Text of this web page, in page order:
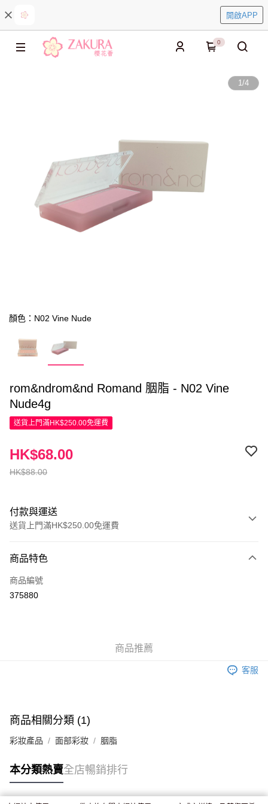
開啟APP
0
1/4
顏色：N02 Vine Nude
rom&ndrom&nd Romand 胭脂 - N02 Vine
Nude4g
送貨上門滿HK$250.00免運費
HK$88.00
HK$68.00
付款與運送
送貨上門滿HK$250.00免運費
信用卡
Apple Pay
付款後門市自取，訂單確認後2-4個工作天到店，7天內取。逾期後
商品特色
商品編號
375880
商品推薦
客服
商品相關分類 (1)
彩妝產品 面部彩妝 胭脂
本分類熱賣全店暢銷排行